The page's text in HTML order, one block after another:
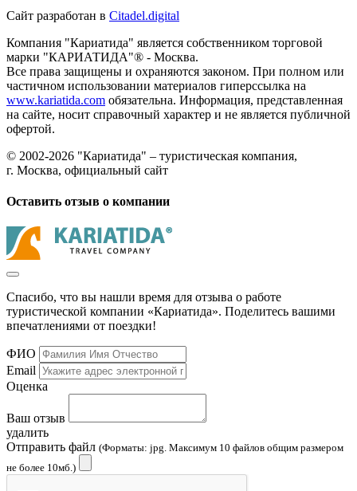
Сайт разработан в Citadel.digital
Компания "Кариатида" является собственником торговой
марки "КАРИАТИДА"® - Москва.
Все права защищены и охраняются законом. При полном или
частичном использовании материалов гиперссылка на
www.kariatida.com обязательна. Информация, представленная
на сайте, носит справочный характер и не является публичной
офертой.
© 2002-2026 "Кариатида" – туристическая компания,
г. Москва, официальный сайт
Оставить отзыв о компании
Спасибо, что вы нашли время для отзыва о работе
туристической компании «Кариатида». Поделитесь вашими
впечатлениями от поездки!
ФИО
Email
Оценка
Ваш отзыв
удалить
Отправить файл (Форматы: jpg. Максимум 10 файлов общим размером
не более 10мб.)